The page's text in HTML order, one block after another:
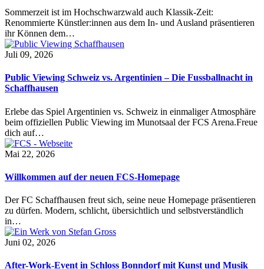
Sommerzeit ist im Hochschwarzwald auch Klassik-Zeit:
Renommierte Künstler:innen aus dem In- und Ausland präsentieren
ihr Können dem…
Juli 09, 2026
Public Viewing Schweiz vs. Argentinien – Die Fussballnacht in
Schaffhausen
Erlebe das Spiel Argentinien vs. Schweiz in einmaliger Atmosphäre
beim offiziellen Public Viewing im Munotsaal der FCS Arena.Freue
dich auf…
Mai 22, 2026
Willkommen auf der neuen FCS-Homepage
Der FC Schaffhausen freut sich, seine neue Homepage präsentieren
zu dürfen. Modern, schlicht, übersichtlich und selbstverständlich
in…
Juni 02, 2026
After-Work-Event in Schloss Bonndorf mit Kunst und Musik